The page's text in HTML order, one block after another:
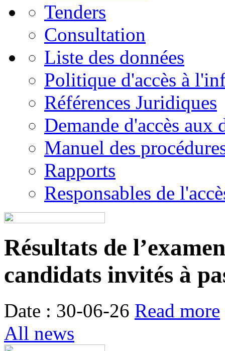
Tenders
Consultation
Liste des données
Politique d'accès à
Références Juridiques
Demande d'accès aux
Manuel des
Rapports
Responsables de
Résultats de
candidats invités à
Date : 30-06-26 Read more
All news